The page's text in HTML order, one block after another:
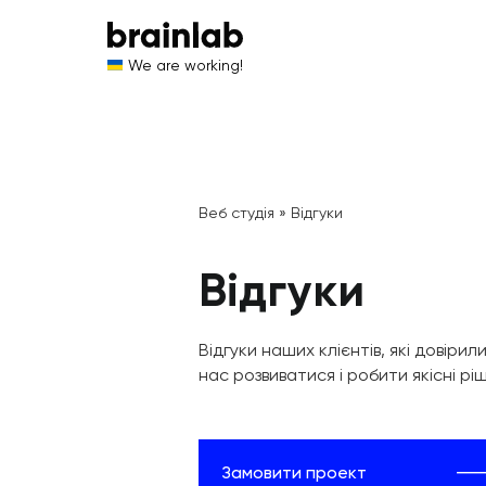
We are working!
Веб студія » Відгуки
Відгуки
Відгуки наших клієнтів, які
нас розвиватися і робити якісні
Замовити проект